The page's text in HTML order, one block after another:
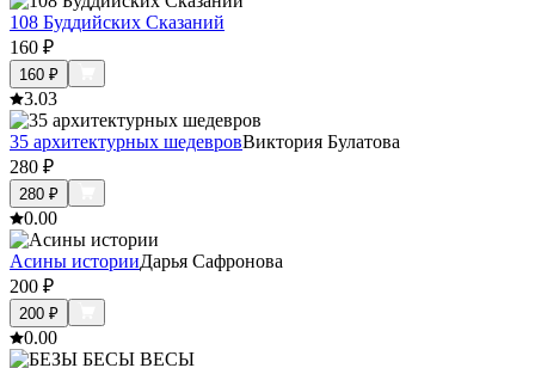
108 Буддийских Сказаний
160 ₽
160 ₽
3.03
35 архитектурных шедевровВиктория Булатова
280 ₽
280 ₽
0.00
Асины историиДарья Сафронова
200 ₽
200 ₽
0.00